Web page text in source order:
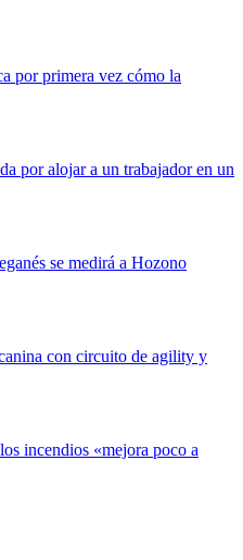
por primera vez cómo la
por alojar a un trabajador en un
se medirá a Hozono
con circuito de agility y
incendios «mejora poco a